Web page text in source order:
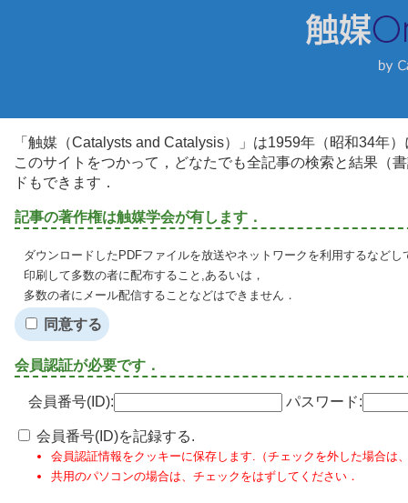
「触媒（Catalysts and Catalysis）」は1959年（昭和34年
このサイトをつかって，どなたでも全記事の検索と結果（
ドもできます．
記事の著作権は触媒学会が有します．
ダウンロードしたPDFファイルを放送やネットワークを利用するなど
印刷して多数の者に配布すること,あるいは，
多数の者にメール配信することなどはできません．
同意する
会員認証が必要です．
会員番号(ID): パスワード:
会員番号(ID)を記録する.
会員認証情報をクッキーに保存します.（チェックを外した場合は
共用のパソコンの場合は、チェックをはずしてください．